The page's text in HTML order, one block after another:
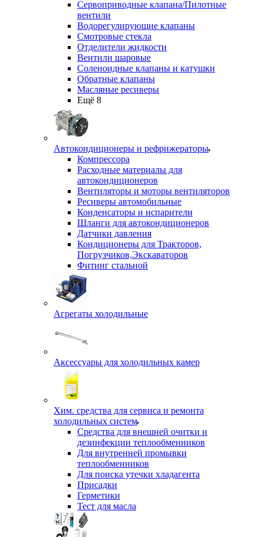
Сервоприводные клапана/Пилотные
вентили
Водорегулирующие клапаны
Смотровые стекла
Отделители жидкости
Вентили шаровые
Соленоидные клапаны и катушки
Обратные клапаны
Масляные ресиверы
Ещё 8
Автокондиционеры и рефрижераторы
Компрессора
Расходные материалы для
автокондиционеров
Вентиляторы и моторы вентиляторов
Ресиверы автомобильные
Конденсаторы и испарители
Шланги для автокондиционеров
Датчики давления
Кондиционеры для Тракторов,
Погрузчиков,Экскаваторов
Фитинг стальной
Агрегаты холодильные
Аксессуары для холодильных камер
Хим. средства для сервиса и ремонта
холодильных систем
Средства для внешней очитки и
дезинфекции теплообменников
Для внутренней промывки
теплообменников
Для поиска утечки хладагента
Присадки
Герметики
Тест для масла